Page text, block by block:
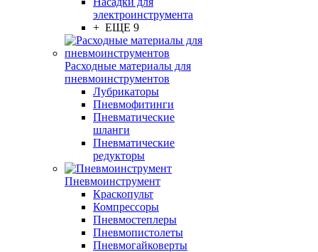
электроинструмента
+ ЕЩЕ 9
Расходные материалы для
пневмоинструментов
Лубрикаторы
Пневмофитинги
Пневматические
шланги
Пневматические
редукторы
Пневмоинструмент
Краскопульт
Компрессоры
Пневмостеплеры
Пневмопистолеты
Пневмогайковерты